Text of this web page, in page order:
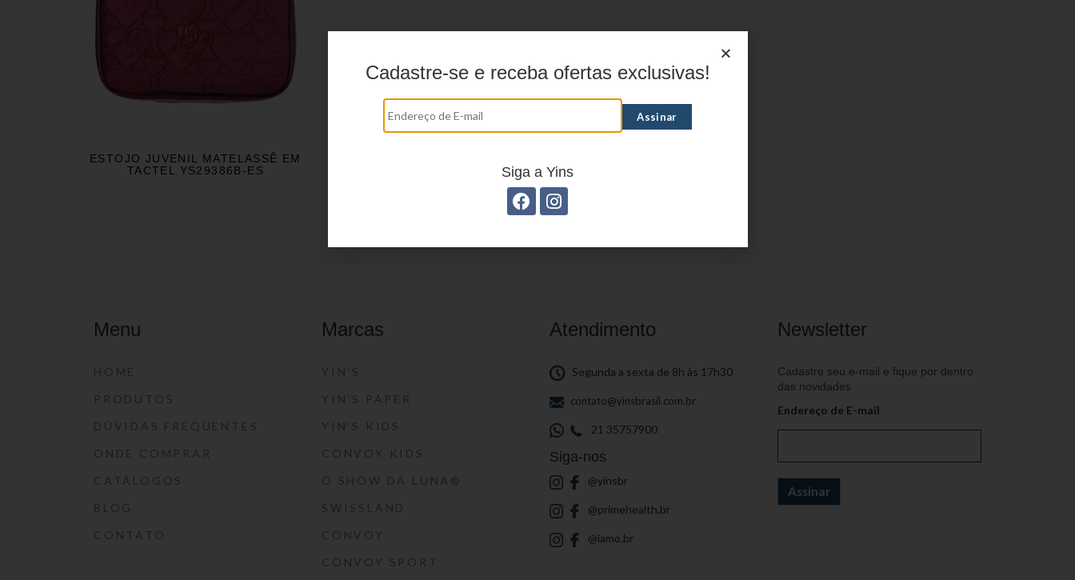
ESTOJO JUVENIL MATELASSÊ EM
TACTEL YS29386B-ES
Menu
HOME
PRODUTOS
DÚVIDAS FREQUENTES
ONDE COMPRAR
CATÁLOGOS
BLOG
CONTATO
Marcas
YIN’S
YIN’S PAPER
YIN’S KIDS
CONVOY KIDS
O SHOW DA LUNA®
SWISSLAND
CONVOY
CONVOY SPORT
Atendimento
Segunda a sexta de 8h às 17h30
contato@yinsbrasil.com.br
21 35757900
Siga-nos
@yinsbr
@primehealth.br
@iamo.br
Newsletter
Cadastre seu e-mail e fique por dentro
das novidades
Endereço de E-mail
Cadastre-se e receba ofertas exclusivas!
Siga a Yins